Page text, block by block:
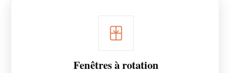
Fenêtres à rotation